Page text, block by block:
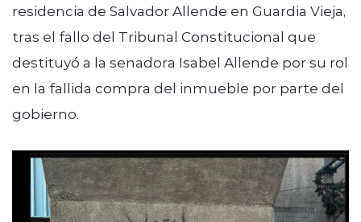
residencia de Salvador Allende en Guardia Vieja,
tras el fallo del Tribunal Constitucional que
destituyó a la senadora Isabel Allende por su rol
en la fallida compra del inmueble por parte del
gobierno.